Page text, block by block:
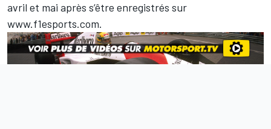
avril et mai après s’être enregistrés sur
www.f1esports.com.